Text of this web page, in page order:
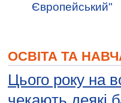
Європейський"
ОСВІТА ТА
Цього року на